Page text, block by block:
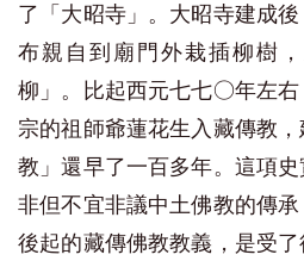
了「大昭寺」。大昭寺建成
布親自到廟門外栽插柳樹
柳」。比起西元七七○年左
宗的祖師爺蓮花生入藏傳教
教」還早了一百多年。這項
非但不宜非議中土佛教的傳
後起的藏傳佛教教義，是受